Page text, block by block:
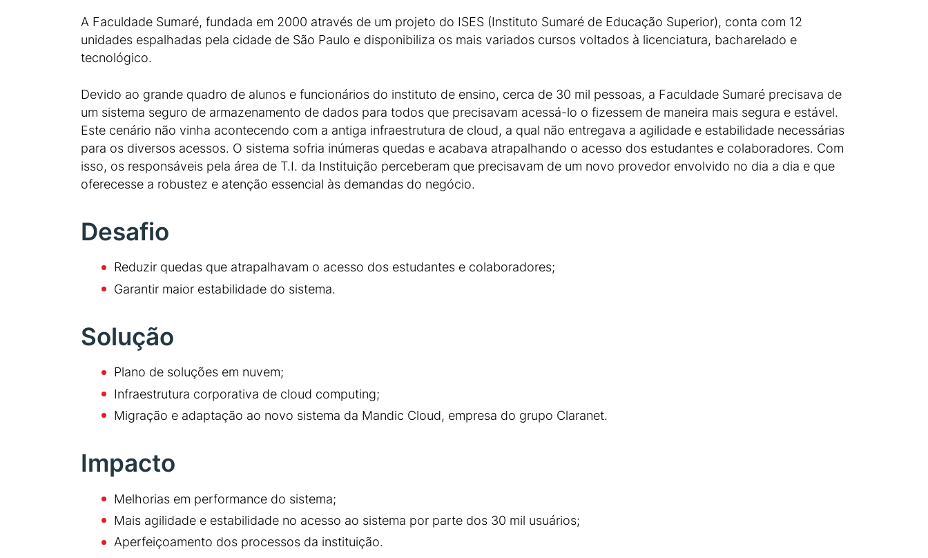
A Faculdade Sumaré, fundada em 2000 através de um projeto do ISES (Instituto Sumaré de Educação Superior), conta com 12
unidades espalhadas pela cidade de São Paulo e disponibiliza os mais variados cursos voltados à licenciatura, bacharelado e
tecnológico.
Devido ao grande quadro de alunos e funcionários do instituto de ensino, cerca de 30 mil pessoas, a Faculdade Sumaré precisava de
um sistema seguro de armazenamento de dados para todos que precisavam acessá-lo o fizessem de maneira mais segura e estável.
Este cenário não vinha acontecendo com a antiga infraestrutura de cloud, a qual não entregava a agilidade e estabilidade necessárias
para os diversos acessos. O sistema sofria inúmeras quedas e acabava atrapalhando o acesso dos estudantes e colaboradores. Com
isso, os responsáveis pela área de T.I. da Instituição perceberam que precisavam de um novo provedor envolvido no dia a dia e que
oferecesse a robustez e atenção essencial às demandas do negócio.
Desafio
Reduzir quedas que atrapalhavam o acesso dos estudantes e colaboradores;
Garantir maior estabilidade do sistema.
Solução
Plano de soluções em nuvem;
Infraestrutura corporativa de cloud computing;
Migração e adaptação ao novo sistema da Mandic Cloud, empresa do grupo Claranet.
Impacto
Melhorias em performance do sistema;
Mais agilidade e estabilidade no acesso ao sistema por parte dos 30 mil usuários;
Aperfeiçoamento dos processos da instituição.